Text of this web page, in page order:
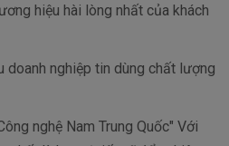
hiệu hài lòng nhất của khách
doanh nghiệp tin dùng chất lượng
nghệ Nam Trung Quốc" Với